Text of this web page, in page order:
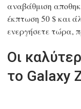
αναβάθμιση
έκπτωση 50 $ και
ενεργήσετε τώρα,
Οι
το Galaxy